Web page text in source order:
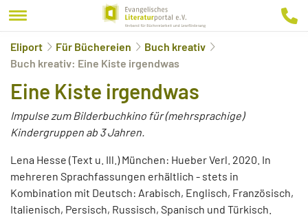
Eliport Für Büchereien
Buch kreativ
Buch kreativ: Eine Kiste irgendwas
Eine Kiste irgendwas
Impulse zum Bilderbuchkino für (mehrsprachige)
Kindergruppen ab 3 Jahren.
Lena Hesse (Text u. Ill.) München: Hueber Verl. 2020. In
mehreren Sprachfassungen erhältlich - stets in
Kombination mit Deutsch: Arabisch, Englisch, Französisch,
Italienisch, Persisch, Russisch, Spanisch und Türkisch.